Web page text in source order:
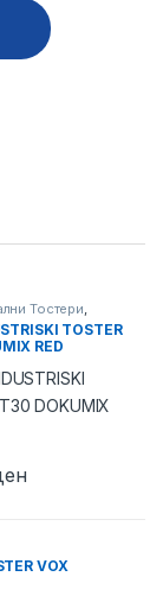
Тостери
TOSTER
RED
VOX